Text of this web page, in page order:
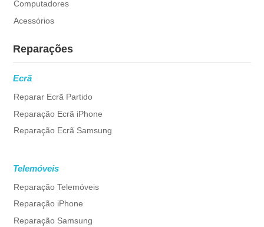
Computadores
Acessórios
Reparações
Ecrã
Reparar Ecrã Partido
Reparação Ecrã iPhone
Reparação Ecrã Samsung
Telemóveis
Reparação Telemóveis
Reparação iPhone
Reparação Samsung